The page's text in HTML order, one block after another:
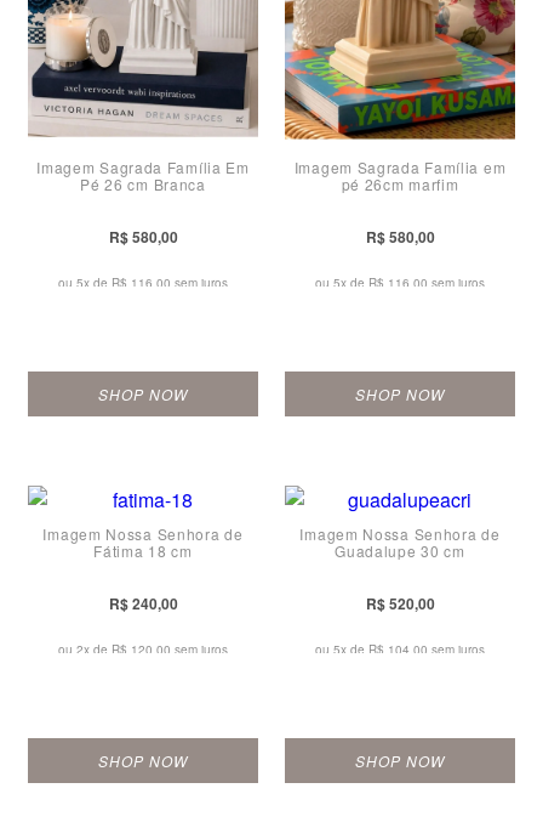
Imagem Sagrada Família Em
Pé 26 cm Branca
R$ 580,00
ou 5x de R$ 116,00 sem juros
SHOP NOW
Imagem Sagrada Família em
pé 26cm marfim
R$ 580,00
ou 5x de R$ 116,00 sem juros
SHOP NOW
Imagem Nossa Senhora de
Fátima 18 cm
R$ 240,00
ou 2x de R$ 120,00 sem juros
SHOP NOW
Imagem Nossa Senhora de
Guadalupe 30 cm
R$ 520,00
ou 5x de R$ 104,00 sem juros
SHOP NOW